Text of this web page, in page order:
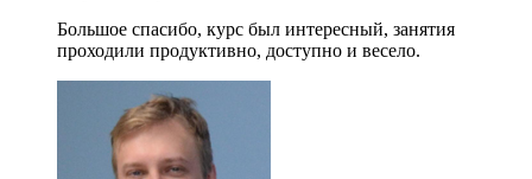
Большое спасибо, курс был интересный, занятия
проходили продуктивно, доступно и весело.